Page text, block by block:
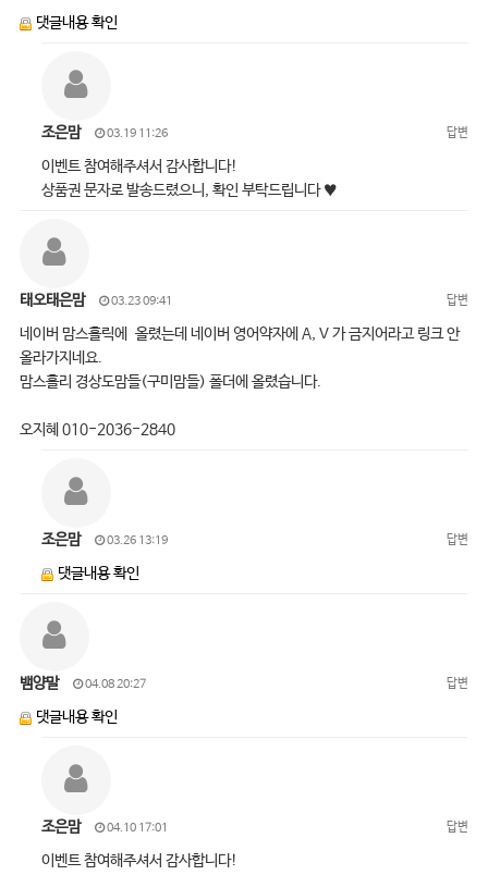
댓글내용 확인
조은맘 03.19 11:26 답변
이벤트 참여해주셔서 감사합니다!
상품권 문자로 발송드렸으니, 확인 부탁드립니다 ♥
태오태은맘 03.23 09:41 답변
네이버 맘스홀릭에 올렸는데 네이버 영어약자에 A, V 가 금지어라고 링크 안
올라가지네요.
맘스홀리 경상도맘들(구미맘들) 폴더에 올렸습니다.
오지혜 010-2036-2840
조은맘 03.26 13:19 답변
댓글내용 확인
뱀양말 04.08 20:27 답변
댓글내용 확인
조은맘 04.10 17:01 답변
이벤트 참여해주셔서 감사합니다!